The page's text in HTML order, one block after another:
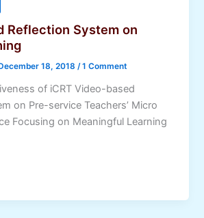
Reflection System on
18, 2018 /1 Comment
of iCRT Video-based
on Pre-service Teachers’ Micro
Focusing on Meaningful Learning